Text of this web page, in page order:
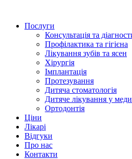
Послуги
Консультація та
Профілактика та гігієна
Лікування зубів та ясен
Хірургія
Імплантація
Протезування
Дитяча стоматологія
Дитяче лікування у
Ортодонтія
Ціни
Лікарі
Відгуки
Про нас
Контакти